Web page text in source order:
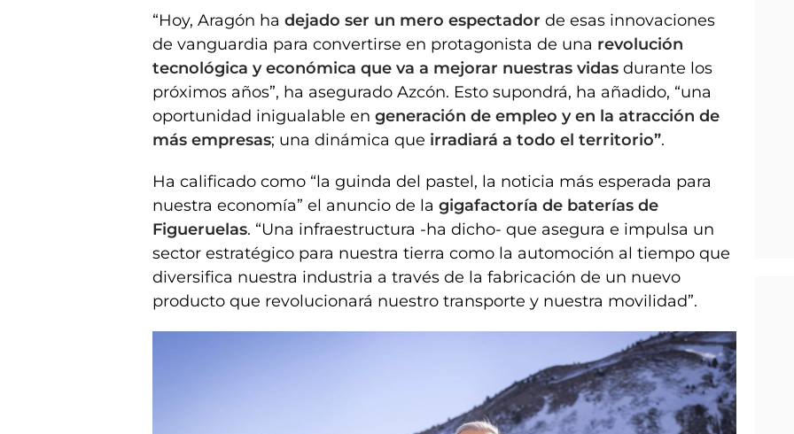
“Hoy, Aragón ha dejado ser un mero espectador de esas innovaciones
de vanguardia para convertirse en protagonista de una revolución
tecnológica y económica que va a mejorar nuestras vidas durante los
próximos años”, ha asegurado Azcón. Esto supondrá, ha añadido, “una
oportunidad inigualable en generación de empleo y en la atracción de
más empresas; una dinámica que irradiará a todo el territorio”.
Ha calificado como “la guinda del pastel, la noticia más esperada para
nuestra economía” el anuncio de la gigafactoría de baterías de
Figueruelas. “Una infraestructura -ha dicho- que asegura e impulsa un
sector estratégico para nuestra tierra como la automoción al tiempo que
diversifica nuestra industria a través de la fabricación de un nuevo
producto que revolucionará nuestro transporte y nuestra movilidad”.